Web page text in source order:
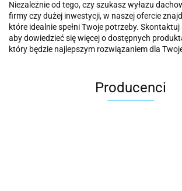
Niezależnie od tego, czy szukasz wyłazu
firmy czy dużej inwestycji, w naszej ofercie
które idealnie spełni Twoje potrzeby. Skontaktuj
aby dowiedzieć się więcej o dostępnych
który będzie najlepszym rozwiązaniem dla
Producenci